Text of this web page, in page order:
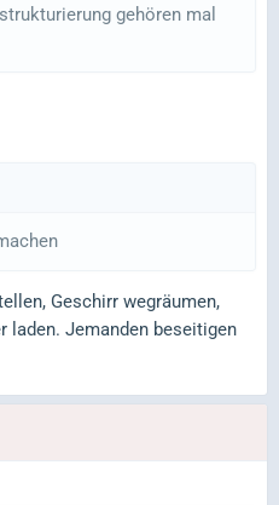
gehören mal
Geschirr wegräumen,
laden. Jemanden beseitigen